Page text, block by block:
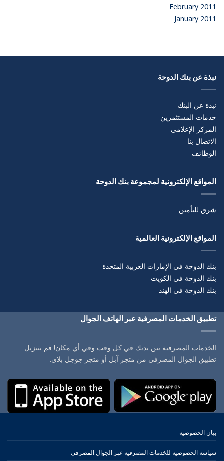
February 2011
January 2011
نبذة عن بنك الدوحة
نبذة عن البنك
خدمات المستثمرين
المركز الإعلامي
الاتصال بنا
الوظائف
المواقع الإلكترونية لمجموعة بنك الدوحة
شرق للتأمين
المواقع الإلكترونية العالمية
بنك الدوحة في الإمارات العربية المتحدة
بنك الدوحة في الكويت
بنك الدوحة في الهند
تطبيق الخدمات المصرفية عبر الهاتف الجوال
الخدمات المصرفية بين يديك في كل وقت وفي أي مكان! قم بتنزيل
تطبيق الجوال المصرفي من متجر آبل أو متجر جوجل بلاي.
بيان الخصوصية
سياسة الخصوصية للخدمات المصرفية عبر الجوال المصرفي